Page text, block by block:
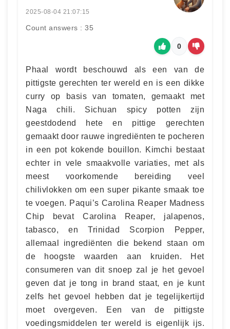
2025-08-04 21:07:15
Count answers : 35
0
Phaal wordt beschouwd als een van de
pittigste gerechten ter wereld en is een dikke
curry op basis van tomaten, gemaakt met
Naga chili. Sichuan spicy potten zijn
geestdodend hete en pittige gerechten
gemaakt door rauwe ingrediënten te pocheren
in een pot kokende bouillon. Kimchi bestaat
echter in vele smaakvolle variaties, met als
meest voorkomende bereiding veel
chilivlokken om een super pikante smaak toe
te voegen. Paqui’s Carolina Reaper Madness
Chip bevat Carolina Reaper, jalapenos,
tabasco, en Trinidad Scorpion Pepper,
allemaal ingrediënten die bekend staan om
de hoogste waarden aan kruiden. Het
consumeren van dit snoep zal je het gevoel
geven dat je tong in brand staat, en je kunt
zelfs het gevoel hebben dat je tegelijkertijd
moet overgeven. Een van de pittigste
voedingsmiddelen ter wereld is eigenlijk ijs.